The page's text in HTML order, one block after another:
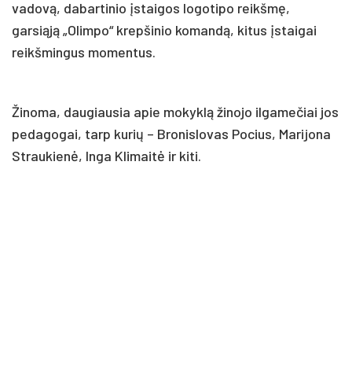
vadovą, dabartinio įstaigos logotipo reikšmę,
garsiąją „Olimpo“ krepšinio komandą, kitus įstaigai
reikšmingus momentus.
Žinoma, daugiausia apie mokyklą žinojo ilgamečiai jos
pedagogai, tarp kurių – Bronislovas Pocius, Marijona
Straukienė, Inga Klimaitė ir kiti.